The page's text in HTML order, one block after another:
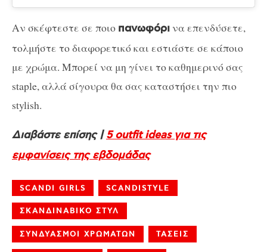
Αν σκέφτεστε σε ποιο πανωφόρινα επενδύσετε,
τολμήστε το διαφορετικό και εστιάστε σε κάποιο
με χρώμα. Μπορεί να μη γίνει το καθημερινό σας
staple, αλλά σίγουρα θα σας καταστήσει την πιο
stylish.
Διαβάστε επίσης |5 outfit ideas για τις
εμφανίσεις της εβδομάδας
SCANDI GIRLS SCANDISTYLE
ΣΚΑΝΔΙΝΑΒΙΚΟ ΣΤΥΛ
ΣΥΝΔΥΑΣΜΟΙ ΧΡΩΜΑΤΩΝ ΤΑΣΕΙΣ